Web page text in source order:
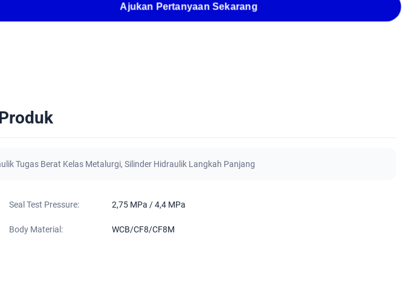
Ajukan Pertanyaan Sekarang
Tugas Berat Kelas Metalurgi, Silinder Hidraulik Langkah Panjang
Seal Test Pressure: 2,75 MPa / 4,4 MPa
Body Material: WCB/CF8/CF8M